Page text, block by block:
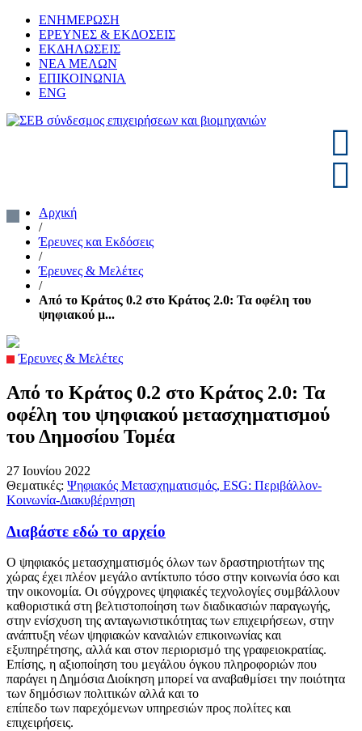
Skip
content
ΕΝΗΜΕΡΩΣΗ
ΕΡΕΥΝΕΣ & ΕΚΔΟΣΕΙΣ
ΕΚΔΗΛΩΣΕΙΣ
ΝΕΑ ΜΕΛΩΝ
ΕΠΙΚΟΙΝΩΝΙΑ
ENG
Αρχική
/
Έρευνες και Εκδόσεις
/
Έρευνες & Μελέτες
/
Από το Κράτος 0.2 στο Κράτος 2.0: Τα οφέλη του
ψηφιακού μ...
Έρευνες & Μελέτες
Από το Κράτος 0.2 στο Κράτος 2.0: Τα
οφέλη του ψηφιακού μετασχηματισμού
του Δημοσίου Τομέα
27 Ιουνίου 2022
Θεματικές: Ψηφιακός Μετασχηματισμός, ESG: Περιβάλλον-
Κοινωνία-Διακυβέρνηση
Διαβάστε εδώ το αρχείο
Ο ψηφιακός μετασχηματισμός όλων των δραστηριοτήτων της
χώρας έχει πλέον μεγάλο αντίκτυπο τόσο στην κοινωνία όσο και
την οικονομία. Οι σύγχρονες ψηφιακές τεχνολογίες συμβάλλουν
καθοριστικά στη βελτιστοποίηση των διαδικασιών παραγωγής,
στην ενίσχυση της ανταγωνιστικότητας των επιχειρήσεων, στην
ανάπτυξη νέων ψηφιακών καναλιών επικοινωνίας και
εξυπηρέτησης, αλλά και στον περιορισμό της γραφειοκρατίας.
Επίσης, η αξιοποίηση του μεγάλου όγκου πληροφοριών που
παράγει η Δημόσια Διοίκηση μπορεί να αναβαθμίσει την ποιότητα
των δημόσιων πολιτικών αλλά και το
επίπεδο των παρεχόμενων υπηρεσιών προς πολίτες και
επιχειρήσεις.